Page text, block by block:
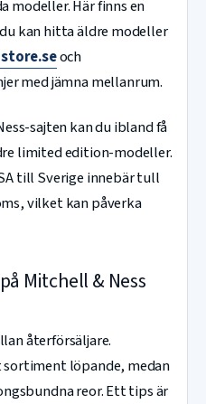
modeller. Här finns en
kan hitta äldre modeller
och
med jämna mellanrum.
sajten kan du ibland få
limited edition-modeller.
till Sverige innebär tull
vilket kan påverka
Mitchell & Ness
återförsäljare.
löpande, medan
reor. Ett tips är